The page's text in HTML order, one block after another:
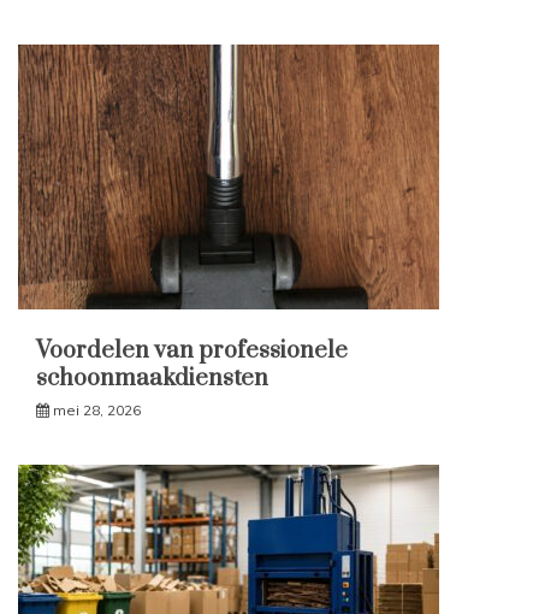
Voordelen van professionele
schoonmaakdiensten
mei 28, 2026